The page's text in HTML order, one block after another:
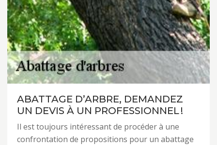
ABATTAGE D’ARBRE, DEMANDEZ
UN DEVIS À UN PROFESSIONNEL !
Il est toujours intéressant de procéder à une
confrontation de propositions pour un abattage